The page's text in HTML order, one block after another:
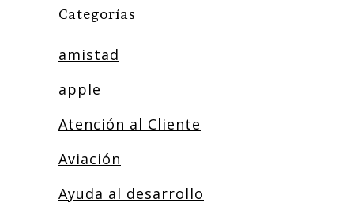
Categorías
amistad
apple
Atención al Cliente
Aviación
Ayuda al desarrollo